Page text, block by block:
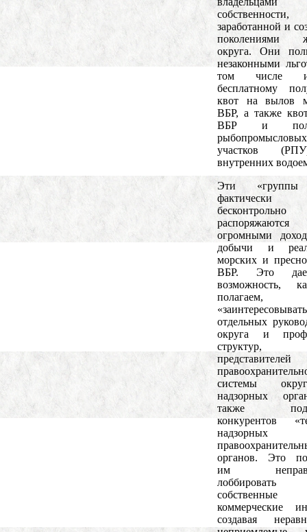
собственности,
заработанной и
поколениями
округа. Они
незаконными
том числе
бесплатному
квот на вылов
ВБР, а также
ВБР и
рыбопромысловых
участков
внутренних
Эти
фактически
бесконтрольно
распоряжаются
огромными
добычи и
морских и
ВБР. Это
возможность,
полагаем,
отдельных
округа и
представителей
системы
надзорных
также
конкурентов
органов. Это
им
собственные
коммерческие
создавая